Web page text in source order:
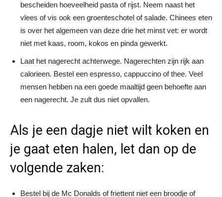
bescheiden hoeveelheid pasta of rijst. Neem naast het
vlees of vis ook een groenteschotel of salade. Chinees eten
is over het algemeen van deze drie het minst vet: er wordt
niet met kaas, room, kokos en pinda gewerkt.
Laat het nagerecht achterwege. Nagerechten zijn rijk aan
calorieen. Bestel een espresso, cappuccino of thee. Veel
mensen hebben na een goede maaltijd geen behoefte aan
een nagerecht. Je zult dus niet opvallen.
Als je een dagje niet wilt koken en
je gaat eten halen, let dan op de
volgende zaken:
Bestel bij de Mc Donalds of friettent niet een broodje of